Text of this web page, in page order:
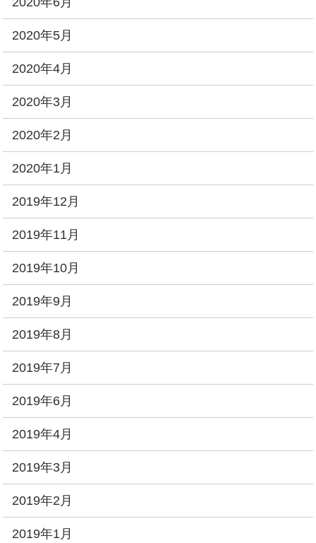
2020年5月
2020年4月
2020年3月
2020年2月
2020年1月
2019年12月
2019年11月
2019年10月
2019年9月
2019年8月
2019年7月
2019年6月
2019年4月
2019年3月
2019年2月
2019年1月